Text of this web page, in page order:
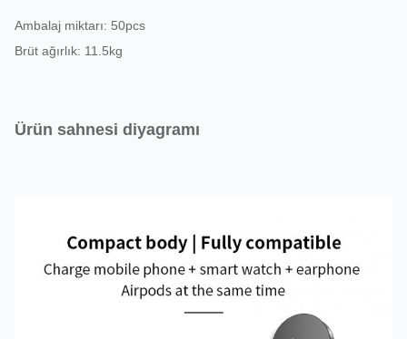
Ambalaj miktarı: 50pcs
Brüt ağırlık: 11.5kg
Ürün sahnesi diyagramı